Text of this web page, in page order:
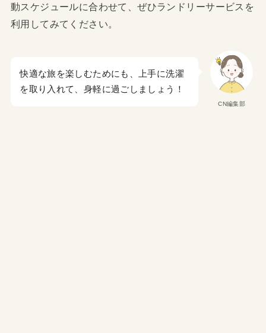
動スケジュールに合わせて、ぜひランドリーサービスを
利用してみてください。
CN編集部
快適な旅を楽しむためにも、上手に洗濯
を取り入れて、身軽に過ごしましょう！